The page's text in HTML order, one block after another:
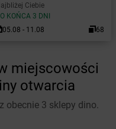
Ciebie
KOŃCA 3 DNI
05.08 - 11.08
68
miejscowości
otwarcia
obecnie 3 sklepy dino.